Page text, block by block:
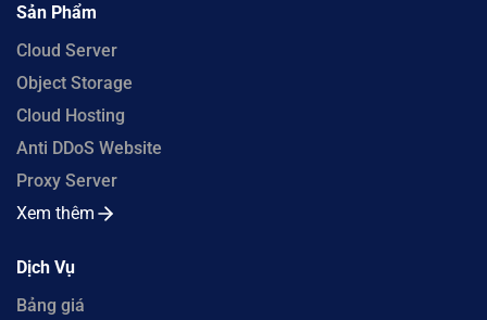
Sản Phẩm
Cloud Server
Object Storage
Cloud Hosting
Anti DDoS Website
Proxy Server
Xem thêm
Dịch Vụ
Bảng giá